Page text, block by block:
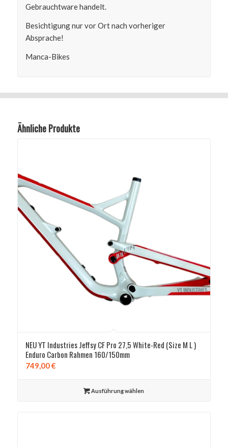
Gebrauchtware handelt.
Besichtigung nur vor Ort nach vorheriger
Absprache!
Manca-Bikes
Ähnliche Produkte
NEU YT Industries Jeffsy CF Pro 27,5 White-Red (Size M L )
Enduro Carbon Rahmen 160/150mm
749,00€
Ausführung wählen